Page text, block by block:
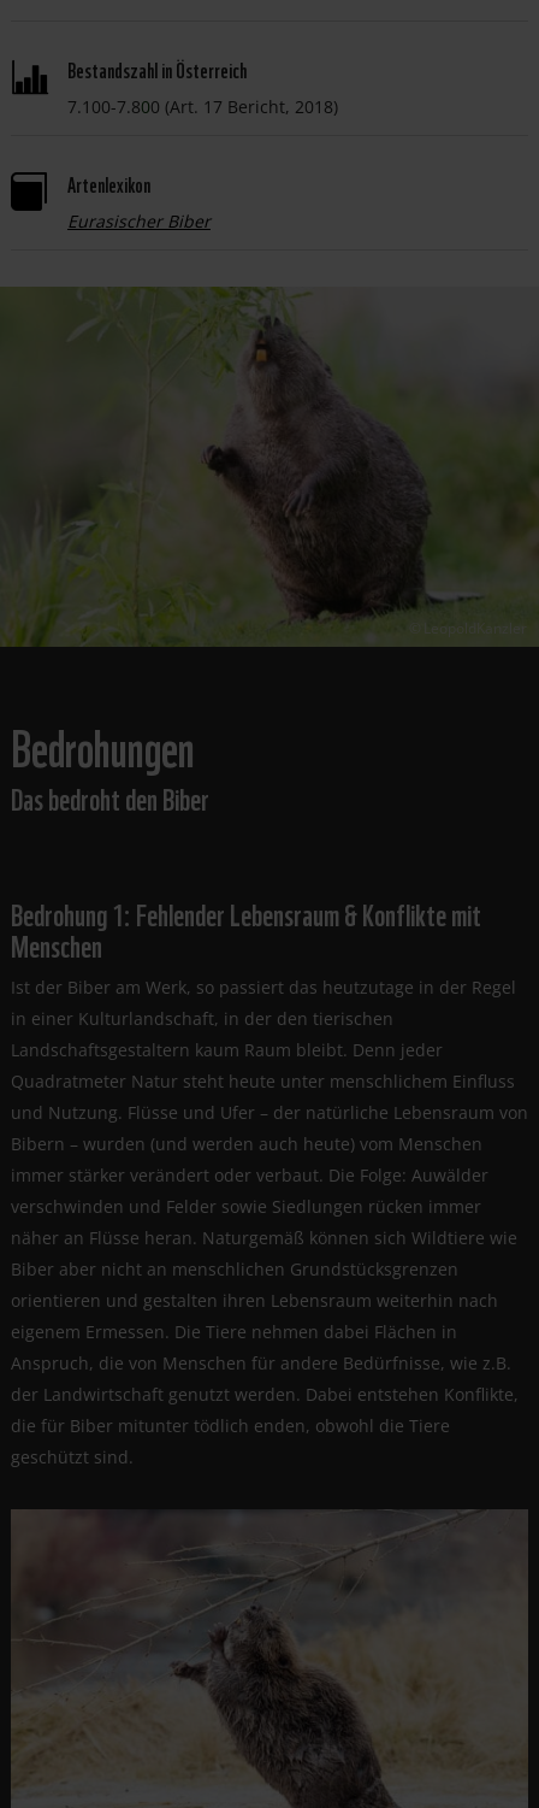
Bestandszahl in Österreich
7.100-7.800 (Art. 17 Bericht, 2018)
 Artenlexikon
Eurasischer Biber
LeopoldKanzler
Bedrohungen
Das bedroht den Biber
Bedrohung 1: Fehlender Lebensraum & Konflikte mit
Menschen
Ist der Biber am Werk, so passiert das heutzutage in der Regel
in einer Kulturlandschaft, in der den tierischen
Landschaftsgestaltern kaum Raum bleibt. Denn jeder
Quadratmeter Natur steht heute unter menschlichem Einfluss
und Nutzung. Flüsse und Ufer – der natürliche Lebensraum von
Bibern – wurden (und werden auch heute) vom Menschen
immer stärker verändert oder verbaut. Die Folge: Auwälder
verschwinden und Felder sowie Siedlungen rücken immer
näher an Flüsse heran. Naturgemäß können sich Wildtiere wie
Biber aber nicht an menschlichen Grundstücksgrenzen
orientieren und gestalten ihren Lebensraum weiterhin nach
eigenem Ermessen. Die Tiere nehmen dabei Flächen in
Anspruch, die von Menschen für andere Bedürfnisse, wie z.B.
der Landwirtschaft genutzt werden. Dabei entstehen Konflikte,
die für Biber mitunter tödlich enden, obwohl die Tiere
geschützt sind.